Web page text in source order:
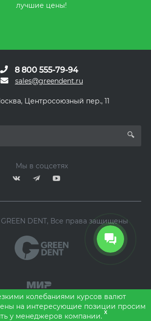
лучшие цены!
8 800 555-79-94
sales@greendent.ru
Центросоюзный пер., 11
Мы в соцсетях
GREEN DENT, Все права защищены
колебаниями курсов валют
на интересующие позиции просим
у менеджеров компании.
x